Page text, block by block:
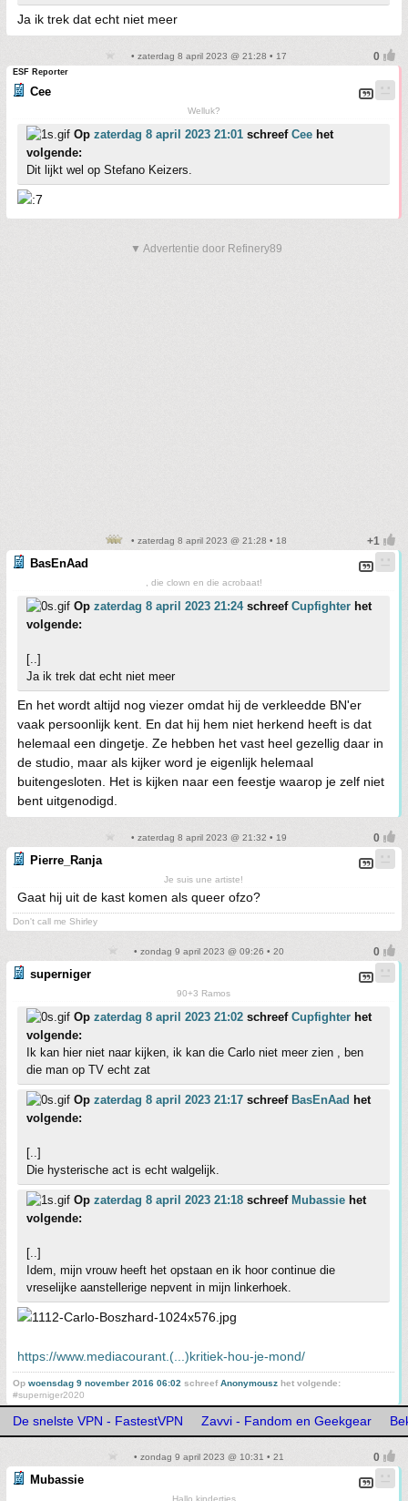
Ja ik trek dat echt niet meer
• zaterdag 8 april 2023 @ 21:28 • 17
ESF Reporter
Cee
Welluk?
Op zaterdag 8 april 2023 21:01 schreef Cee het
volgende:
Dit lijkt wel op Stefano Keizers.
▼ Advertentie door Refinery89
• zaterdag 8 april 2023 @ 21:28 • 18
BasEnAad
, die clown en die acrobaat!
Op zaterdag 8 april 2023 21:24schreef Cupfighter het
volgende:
[..]
Ja ik trek dat echt niet meer
En het wordt altijd nog viezer omdat hij de verkleedde BN'er
vaak persoonlijk kent. En dat hij hem niet herkend heeft is dat
helemaal een dingetje. Ze hebben het vast heel gezellig daar in
de studio, maar als kijker word je eigenlijk helemaal
buitengesloten. Het is kijken naar een feestje waarop je zelf niet
bent uitgenodigd.
• zaterdag 8 april 2023 @ 21:32 • 19
Pierre_Ranja
Je suis une artiste!
Gaat hij uit de kast komen als queer ofzo?
Don't call me Shirley
• zondag 9 april 2023 @ 09:26 • 20
superniger
90+3 Ramos
Op zaterdag 8 april 2023 21:02 schreef Cupfighter het
volgende:
Ik kan hier niet naar kijken, ik kan die Carlo niet meer zien , ben
die man op TV echt zat
Op zaterdag 8 april 2023 21:17 schreef BasEnAad het
volgende:
[..]
Die hysterische act is echt walgelijk.
Op zaterdag 8 april 2023 21:18 schreef Mubassie het
volgende:
[..]
Idem, mijn vrouw heeft het opstaan en ik hoor continue die
vreselijke aanstellerige nepvent in mijn linkerhoek.
https://www.mediacourant.(...)kritiek-hou-je-mond/
Op woensdag 9 november 2016 06:02 schreefAnonymousz het volgende:
#superniger2020
De snelste VPN - FastestVPN Zavvi - Fandom en Geekgear
• zondag 9 april 2023 @ 10:31 • 21
Mubassie
Hallo kindertjes